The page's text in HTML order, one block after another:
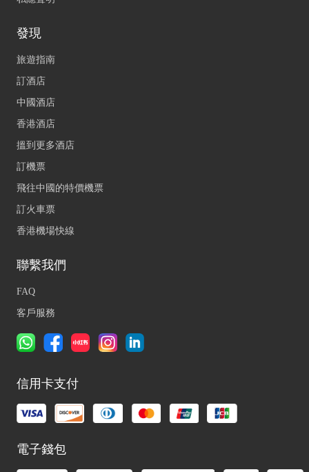
發現
旅遊指南
訂酒店
中國酒店
香港酒店
搵到更多酒店
訂機票
飛往中國的特價機票
訂火車票
香港機場快線
聯繫我們
FAQ
客戶服務
信用卡支付
電子錢包